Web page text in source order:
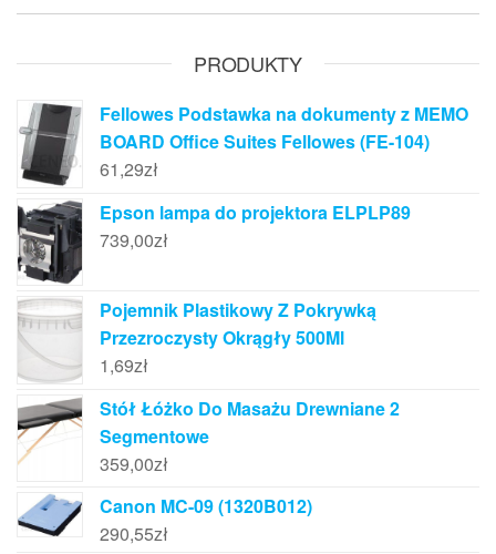
PRODUKTY
Fellowes Podstawka na dokumenty z MEMO
BOARD Office Suites Fellowes (FE-104)
61,29zł
Epson lampa do projektora ELPLP89
739,00zł
Pojemnik Plastikowy Z Pokrywką
Przezroczysty Okrągły 500Ml
1,69zł
Stół Łóżko Do Masażu Drewniane 2
Segmentowe
359,00zł
Canon MC-09 (1320B012)
290,55zł